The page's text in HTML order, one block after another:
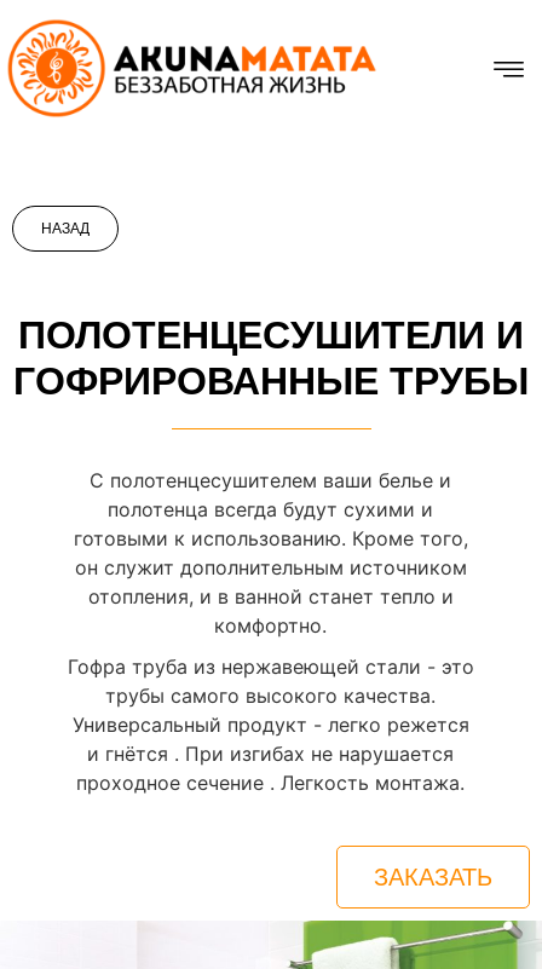
НАЗАД
ПОЛОТЕНЦЕСУШИТЕЛИ И
ГОФРИРОВАННЫЕ ТРУБЫ
С полотенцесушителем ваши белье и
полотенца всегда будут сухими и
готовыми к использованию. Кроме того,
он служит дополнительным источником
отопления, и в ванной станет тепло и
комфортно.
Гофра труба из нержавеющей стали - это
трубы самого высокого качества.
Универсальный продукт - легко режется
и гнётся . При изгибах не нарушается
проходное сечение . Легкость монтажа.
ЗАКАЗАТЬ